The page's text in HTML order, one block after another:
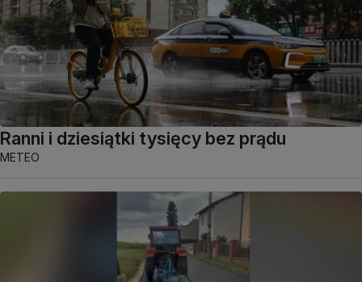
Ranni i dziesiątki tysięcy bez prądu
METEO